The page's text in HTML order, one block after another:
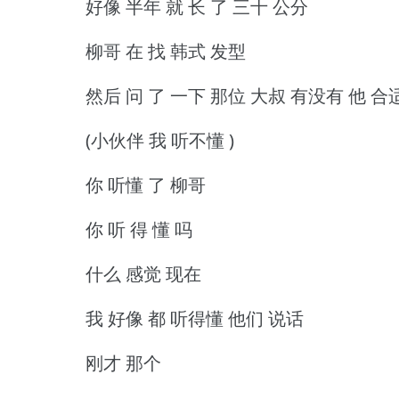
好像 半年 就 长 了 三十 公分
柳哥 在 找 韩式 发型
然后 问 了 一下 那位 大叔 有没有 他 合
(小伙伴 我 听不懂 )
你 听懂 了 柳哥
你 听 得 懂 吗
什么 感觉 现在
我 好像 都 听得懂 他们 说话
刚才 那个